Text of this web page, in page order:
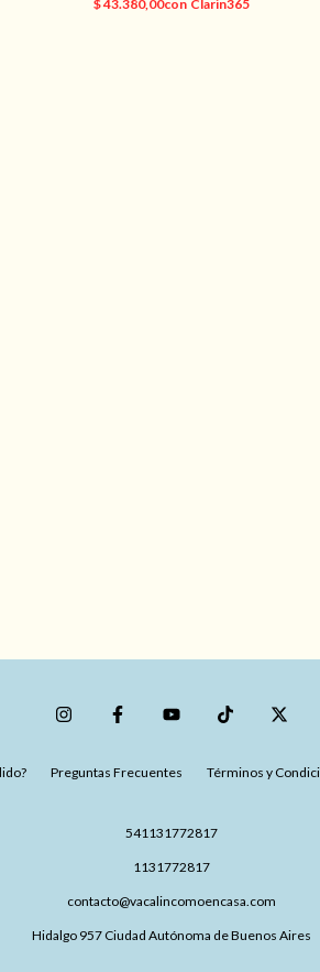
Preguntas Frecuentes Términos y
541131772817
1131772817
contacto@vacalincomoencasa.com
Hidalgo 957 Ciudad Autónoma de Buenos Aires